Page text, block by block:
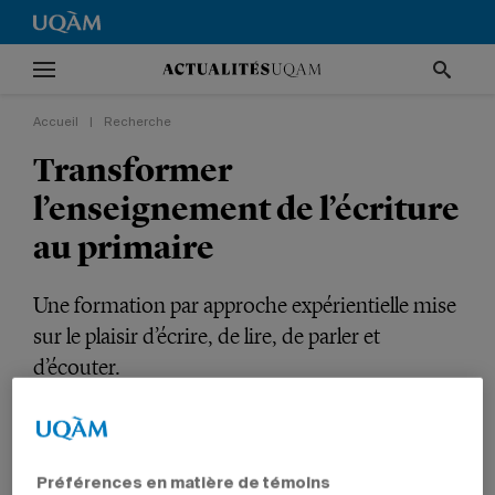
Accueil Recherche
Transformer
l’enseignement de l’écriture
au primaire
Une formation par approche expérientielle mise
sur le plaisir d’écrire, de lire, de parler et
d’écouter.
RECHERCHE
Préférences en matière de témoins